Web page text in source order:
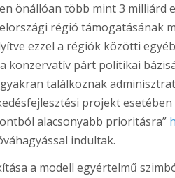
önállóan több mint 3 milliárd
régió támogatásának
ezzel a régiók közötti
konzervatív párt politikai
találkoznak
projekt
alacsonyabb prioritásra”
indultak.
a modell egyértelmű